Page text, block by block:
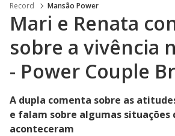
Record Mansão Power
Mari e Renata
sobre a vivência
- Power Couple
A dupla comenta sobre as
e falam sobre algumas situações
aconteceram